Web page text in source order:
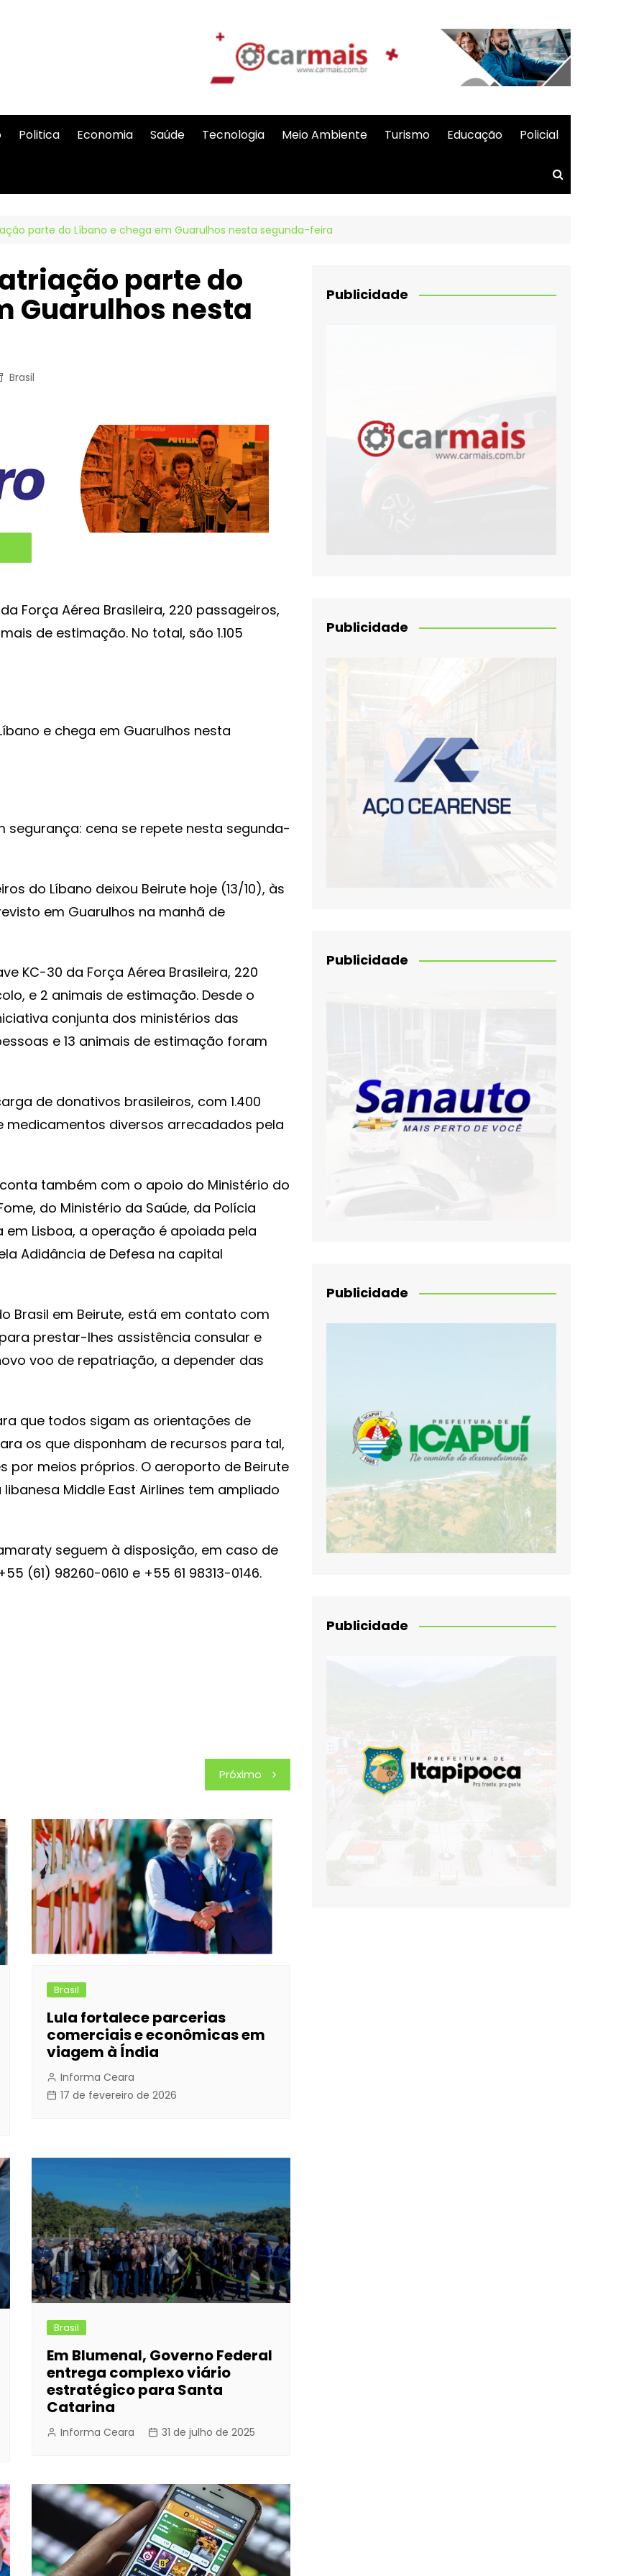
Politica Economia Saúde Tecnologia Meio Ambiente Turismo Educação Policial
parte do Líbano e chega em Guarulhos nesta segunda-feira
parte do
Guarulhos nesta
Brasil
Força Aérea Brasileira, 220 passageiros,
de estimação. No total, são 1.105
segurança: cena se repete nesta segunda-
do Líbano deixou Beirute hoje (13/10), às
em Guarulhos na manhã de
KC-30 da Força Aérea Brasileira, 220
e 2 animais de estimação. Desde o
conjunta dos ministérios das
e 13 animais de estimação foram
de donativos brasileiros, com 1.400
medicamentos diversos arrecadados pela
também com o apoio do Ministério do
do Ministério da Saúde, da Polícia
em Lisboa, a operação é apoiada pela
Adidância de Defesa na capital
Brasil em Beirute, está em contato com
prestar-lhes assistência consular e
voo de repatriação, a depender das
que todos sigam as orientações de
os que disponham de recursos para tal,
por meios próprios. O aeroporto de Beirute
Middle East Airlines tem ampliado
seguem à disposição, em caso de
(61) 98260-0610 e +55 61 98313-0146.
Próximo
Brasil
Lula fortalece parcerias
comerciais e econômicas em
viagem à Índia
Informa Ceara
17 de fevereiro de 2026
Brasil
Em Blumenal, Governo Federal
entrega complexo viário
estratégico para Santa
Catarina
Informa Ceara 31 de julho de 2025
Publicidade
Publicidade
Publicidade
Publicidade
Publicidade